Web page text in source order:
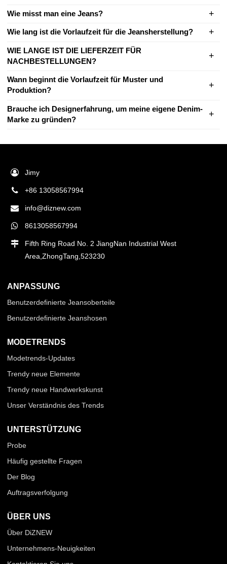
Wie misst man eine Jeans?
Wie lang ist die Vorlaufzeit für die Jeansherstellung?
WIE LANGE IST DIE LIEFERZEIT FÜR
NACHBESTELLUNGEN?
Wann beginnt die Vorlaufzeit für Muster und
Produktion?
Brauche ich Designerfahrung, um meine eigene Denim-
Marke zu gründen?
Jimy
+86 13058567994
info@diznew.com
8613058567994
Fifth Ring Road No. 2 JiangNan Industrial West
Area,ZhongTang,523230
ANPASSUNG
Benutzerdefinierte Jeansoberteile
Benutzerdefinierte Jeanshosen
MODETRENDS
Modetrends-Updates
Trendy neue Elemente
Trendy neue Handwerkskunst
Unser Verständnis des Trends
UNTERSTÜTZUNG
Probe
Häufig gestellte Fragen
Der Blog
Auftragsverfolgung
ÜBER UNS
Über DiZNEW
Unternehmens-Neuigkeiten